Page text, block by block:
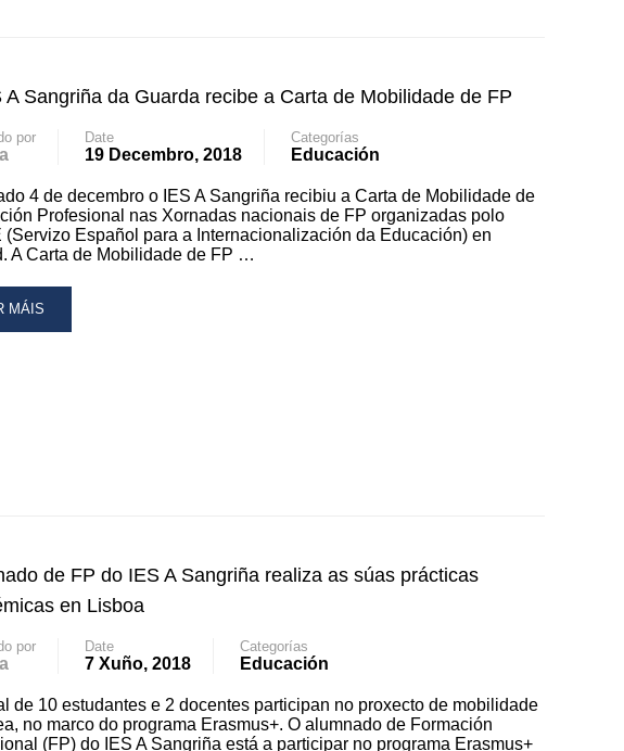
A Sangriña da Guarda recibe a Carta de Mobilidade de FP
por Date
19 Decembro, 2018
Categorías
Educación
4 de decembro o IES A Sangriña recibiu a Carta de Mobilidade de
Profesional nas Xornadas nacionais de FP organizadas polo
(Servizo Español para a Internacionalización da Educación) en
A Carta de Mobilidade de FP …
MÁIS
de FP do IES A Sangriña realiza as súas prácticas
en Lisboa
por Date
7 Xuño, 2018
Categorías
Educación
de 10 estudantes e 2 docentes participan no proxecto de mobilidade
no marco do programa Erasmus+. O alumnado de Formación
(FP) do IES A Sangriña está a participar no programa Erasmus+